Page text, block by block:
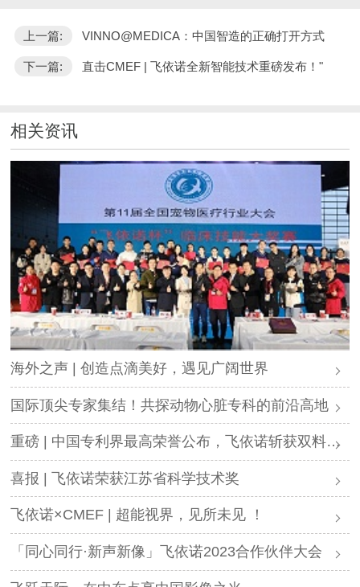
上一篇: VINNO@MEDICA：中国智造的正确打开方式
下一篇: 直击CMEF | 飞依诺全新智能技术重磅发布！"
相关资讯
海外之声 | 创造点滴美好，遇见广阔世界
国际顶尖专家集结！共探动物心脏专科的前沿高地
重磅 | 中国专利界最高荣誉公布，飞依诺斩获双料大奖
喜报 | 飞依诺荣获江苏省科学技术奖
飞依诺×CMEF | 超能视界，见所未见 ！
「同心同行·新声新像」飞依诺2023合作伙伴大会